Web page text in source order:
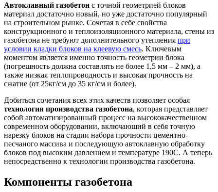
Автоклавный газобетон с точной геометрией блоков
материал достаточно новый, но уже достаточно популярный
на строительном рынке. Сочетая в себе свойства
конструкционного и теплоизоляционного материала, стены из
газобетона не требуют дополнительного утепления при
условии кладки блоков на клеевую смесь. Ключевым
моментом является именно точность геометрии блока
(погрешность должна составлять не более 1,5 мм – 2 мм), а
также низкая теплопроводность и высокая прочность на
сжатие (от 25кг/см до 35 кг/см и более).
Добиться сочетания всех этих качеств позволяет особая
технология производства газобетона, которая представляет
собой автоматизированный процесс на высококачественном
современном оборудовании, включающий в себя точную
нарезку блоков на стадии набора прочности цементно-
песчаного массива и последующую автоклавную обработку
блоков под высоким давлением и температуре 190C. А теперь
непосредственно к технологии производства газобетона.
Компоненты газобетона